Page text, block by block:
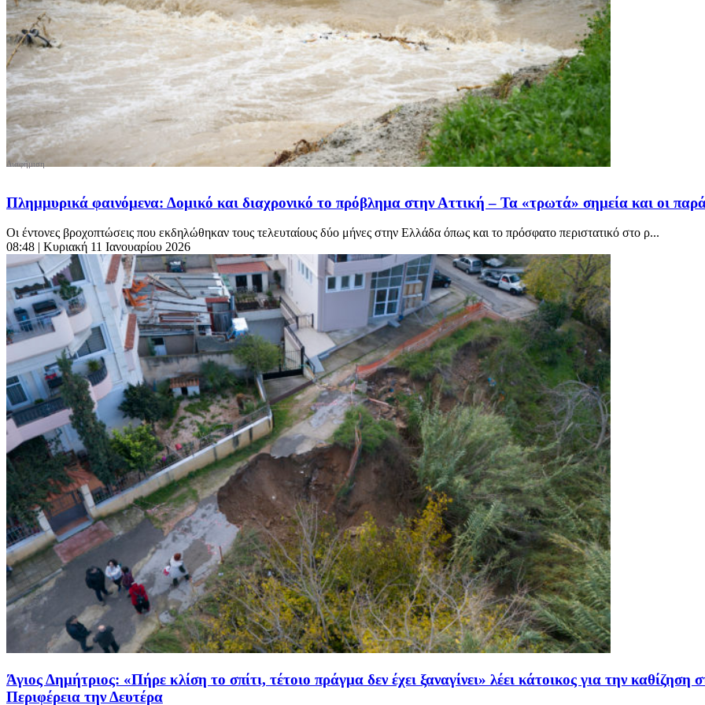
Πλημμυρικά φαινόμενα: Δομικό και διαχρονικό το πρόβλημα στην Αττική – Τα «τρωτά» σημεία και οι
Οι έντονες βροχοπτώσεις που εκδηλώθηκαν τους τελευταίους δύο μήνες στην Ελλάδα όπως και το πρόσφατο περιστατικό στο ρ...
08:48 | Κυριακή 11 Ιανουαρίου 2026
Άγιος Δημήτριος: «Πήρε κλίση το σπίτι, τέτοιο πράγμα δεν έχει ξαναγίνει» λέει κάτοικος για την
Περιφέρεια την Δευτέρα